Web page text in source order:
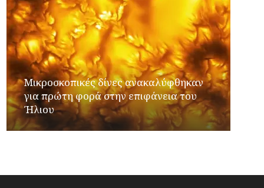
Μικροσκοπικές δίνες ανακαλύφθηκαν
για πρώτη φορά στην επιφάνεια του
Ήλιου